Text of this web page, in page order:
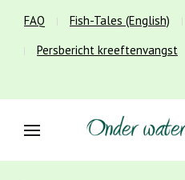
FAQ Fish-Tales (English)
Persbericht kreeftenvangst